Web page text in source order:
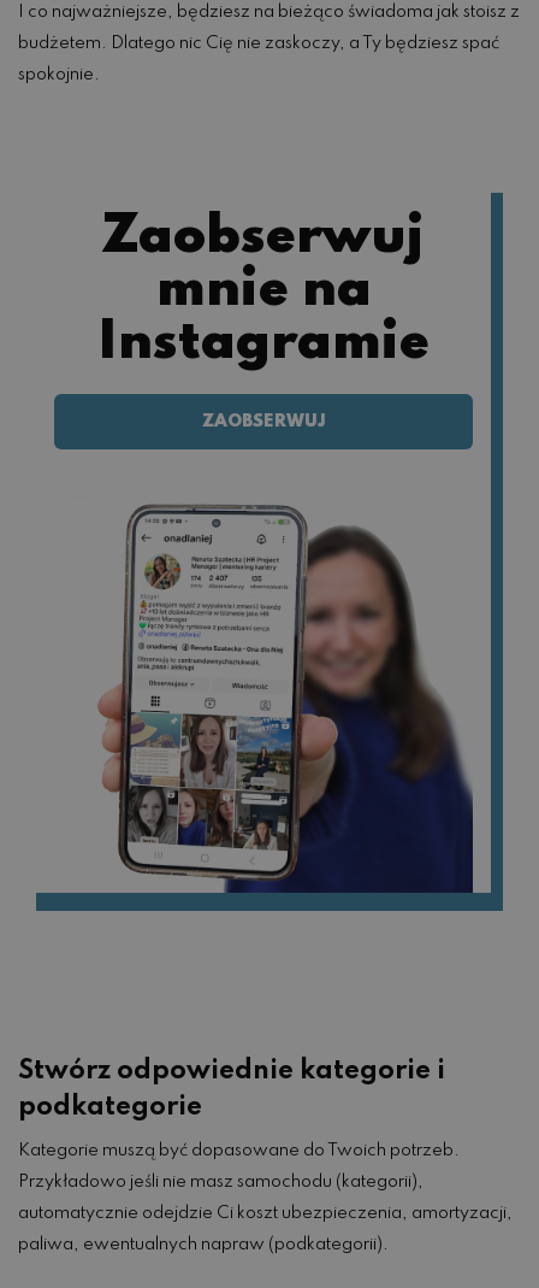
I co najważniejsze, będziesz na bieżąco świadoma jak stoisz z
budżetem. Dlatego nic Cię nie zaskoczy, a Ty będziesz spać
spokojnie.
Zaobserwuj
mnie na
Instagramie
ZAOBSERWUJ
Stwórz odpowiednie kategorie i
podkategorie
Kategorie muszą być dopasowane do Twoich potrzeb.
Przykładowo jeśli nie masz samochodu (kategorii),
automatycznie odejdzie Ci koszt ubezpieczenia, amortyzacji,
paliwa, ewentualnych napraw (podkategorii).